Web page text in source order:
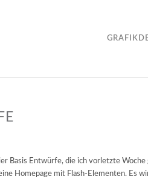
Basis Entwürfe, die ich vorletzte
Homepage mit Flash-Elementen. Es